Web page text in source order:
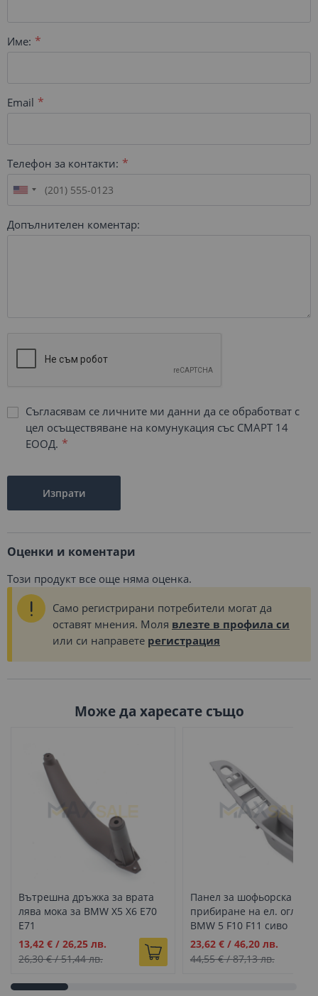
Име:
Email
Телефон за контакти:
Допълнителен коментар:
Съгласявам се личните ми данни да се обработват с
цел осъществяване на комунукация със СМАРТ 14
ЕООД.
Изпрати
Оценки и коментари
Този продукт все още няма оценка.
Само регистрирани потребители могат да
оставят мнения. Моля влезте в профила си
или си направете регистрация
Може да харесате също
Вътрешна дръжка за врата
лява мока за BMW X5 X6 E70
E71
Промо
цена
13,42 € / 26,25 лв.
26,30 €/51,44 лв.
Панел за шофьорска
прибиране на ел.
BMW 5 F10 F11 сиво
Промо
цена
23,62 €/ 46,20 лв.
44,55 €/87,13 лв.